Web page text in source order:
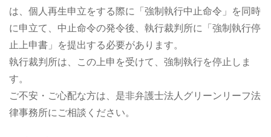
は、個人再生申立をする際に「強制執行中止命令」を同時
に申立て、中止命令の発令後、執行裁判所に「強制執行停
止上申書」を提出する必要があります。
執行裁判所は、この上申を受けて、強制執行を停止しま
す。
ご不安・ご心配な方は、是非弁護士法人グリーンリーフ法
律事務所にご相談ください。